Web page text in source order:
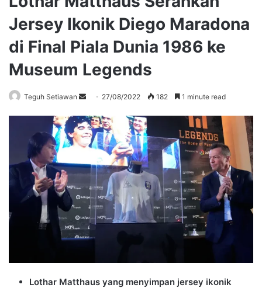
Jersey Ikonik Diego Maradona
di Final Piala Dunia 1986 ke
Museum Legends
Teguh Setiawan
Send
email
27/08/2022 182 1 minute read
Lothar Matthaus yang menyimpan jersey ikonik